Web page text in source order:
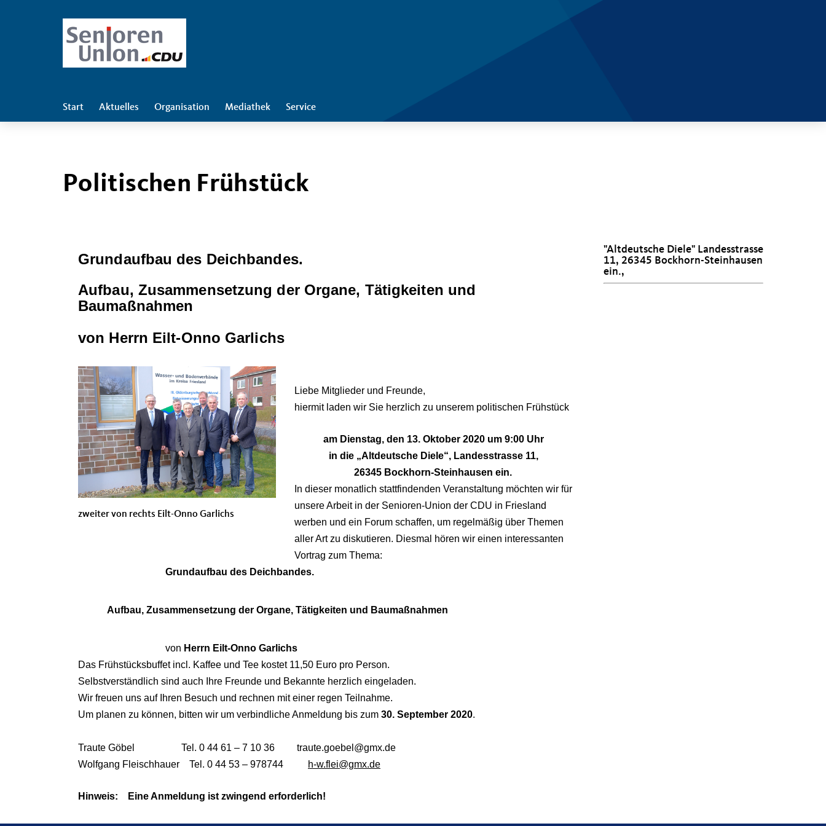
Start Aktuelles Organisation Mediathek Service
Politischen Frühstück
Grundaufbau des Deichbandes.
Aufbau, Zusammensetzung der Organe, Tätigkeiten und
Baumaßnahmen
von Herrn Eilt-Onno Garlichs
zweiter von rechts Eilt-Onno Garlichs
Liebe Mitglieder und Freunde,
hiermit laden wir Sie herzlich zu unserem politischen Frühstück
am Dienstag, den 13. Oktober 2020 um 9:00 Uhr
in die „Altdeutsche Diele“, Landesstrasse 11,
26345 Bockhorn-Steinhausen ein.
In dieser monatlich stattfindenden Veranstaltung möchten wir für
unsere Arbeit in der Senioren-Union der CDU in Friesland
werben und ein Forum schaffen, um regelmäßig über Themen
aller Art zu diskutieren. Diesmal hören wir einen interessanten
Vortrag zum Thema:
Grundaufbau des Deichbandes.
Aufbau, Zusammensetzung der Organe, Tätigkeiten und Baumaßnahmen
von Herrn Eilt-Onno Garlichs
Das Frühstücksbuffet incl. Kaffee und Tee kostet 11,50 Euro pro Person.
Selbstverständlich sind auch Ihre Freunde und Bekannte herzlich eingeladen.
Wir freuen uns auf Ihren Besuch und rechnen mit einer regen Teilnahme.
Um planen zu können, bitten wir um verbindliche Anmeldung bis zum 30. September 2020.
Traute Göbel Tel. 0 44 61 – 7 10 36
traute.goebel@gmx.de
Wolfgang Fleischhauer
Tel. 0 44 53 – 978744 h-w.flei@gmx.de
Hinweis: Eine Anmeldung ist zwingend erforderlich!
"Altdeutsche Diele" Landesstrasse
11, 26345 Bockhorn-Steinhausen
ein.,